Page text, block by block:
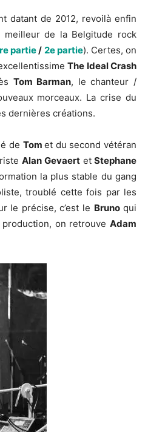
datant de 2012, revoilà enfin
de la Belgitude rock
partie/ 2e partie). Certes, on
The Ideal Crash
Tom Barman, le chanteur /
morceaux. La crise du
dernières créations.
de Tomet du second vétéran
Alan Gevaert et Stephane
la plus stable du gang
troublé cette fois par les
le précise, c’est le Brunoqui
production, on retrouve Adam